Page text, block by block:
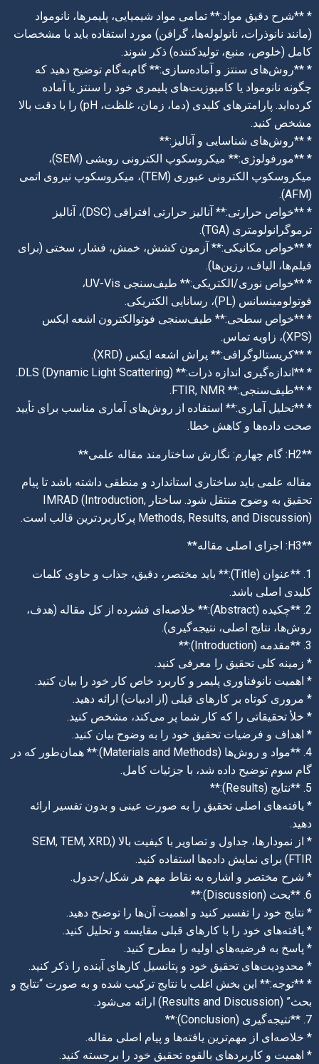
* **شرح دقیق مواد:** تمامی مواد شیمیایی، پلیمرها، نانومواد
(مانند نانوذرات، نانولوله‌ها، گرافن) مورد استفاده باید با مشخصات
کامل (خلوص، منبع، تولیدکننده) ذکر شوند.
* **روش‌های سنتز و آماده‌سازی:** گام‌به‌گام توضیح دهید که
چگونه نانومواد یا کامپوزیت‌های پلیمری خود را سنتز یا آماده
کرده‌اید. پارامترهای کلیدی (دما، زمان، غلظت، pH) را با دقت بالا
مشخص کنید.
* **روش‌های شناسایی و آنالیز:**
* **مورفولوژی:** میکروسکوپ الکترونی روبشی (SEM)،
میکروسکوپ الکترونی عبوری (TEM)، میکروسکوپ نیروی اتمی
(AFM).
* **خواص حرارتی:** آنالیز حرارتی افتراقی (DSC)، آنالیز
ترموگرانولومتری (TGA).
* **خواص مکانیکی:** آزمون کشش، خمش، فشار، سختی (برای
فیلم‌ها، الیاف، رزین‌ها).
* **خواص نوری/الکتریکی:** طیف‌سنجی UV-Vis،
فوتولومینسانس (PL)، رسانایی الکتریکی.
* **خواص سطحی:** طیف‌سنجی فوتوالکترون اشعه ایکس
(XPS)، زاویه تماس.
* **کریستالوگرافی:** پراش اشعه ایکس (XRD).
* **اندازه‌گیری اندازه ذرات:** DLS (Dynamic Light Scattering).
* **طیف‌سنجی:** FTIR, NMR.
* **تحلیل آماری:** استفاده از روش‌های آماری مناسب برای تأیید
صحت داده‌ها و کاهش خطا.
**H2: گام چهارم: نگارش ساختارمند مقاله علمی**
مقاله علمی باید ساختاری استاندارد و منطقی داشته باشد تا پیام
تحقیق به وضوح منتقل شود. ساختار IMRAD (Introduction,
Methods, Results, and Discussion) پرکاربردترین قالب است.
**H3: اجزای اصلی مقاله**
1. **عنوان (Title):** باید مختصر، دقیق، جذاب و حاوی کلمات
کلیدی اصلی باشد.
2. **چکیده (Abstract):** خلاصه‌ای فشرده از کل مقاله (هدف،
روش‌ها، نتایج اصلی، نتیجه‌گیری).
3. **مقدمه (Introduction):**
* زمینه کلی تحقیق را معرفی کنید.
* اهمیت نانوفناوری پلیمر و کاربرد خاص کار خود را بیان کنید.
* مروری کوتاه بر کارهای قبلی (از ادبیات) ارائه دهید.
* خلأ تحقیقاتی را که کار شما پر می‌کند، مشخص کنید.
* اهداف و فرضیات تحقیق خود را به وضوح بیان کنید.
4. **مواد و روش‌ها (Materials and Methods):** همان‌طور که در
گام سوم توضیح داده شد، با جزئیات کامل.
5. **نتایج (Results):**
* یافته‌های اصلی تحقیق را به صورت عینی و بدون تفسیر ارائه
دهید.
* از نمودارها، جداول و تصاویر با کیفیت بالا (SEM, TEM, XRD,
FTIR) برای نمایش داده‌ها استفاده کنید.
* شرح مختصر و اشاره به نقاط مهم هر شکل/جدول.
6. **بحث (Discussion):**
* نتایج خود را تفسیر کنید و اهمیت آن‌ها را توضیح دهید.
* یافته‌های خود را با کارهای قبلی مقایسه و تحلیل کنید.
* پاسخ به فرضیه‌های اولیه را مطرح کنید.
* محدودیت‌های تحقیق خود و پتانسیل کارهای آینده را ذکر کنید.
* **توجه:** این بخش اغلب با نتایج ترکیب شده و به صورت “نتایج و
بحث” (Results and Discussion) ارائه می‌شود.
7. **نتیجه‌گیری (Conclusion):**
* خلاصه‌ای از مهم‌ترین یافته‌ها و پیام اصلی مقاله.
* اهمیت و کاربردهای بالقوه تحقیق خود را برجسته کنید.